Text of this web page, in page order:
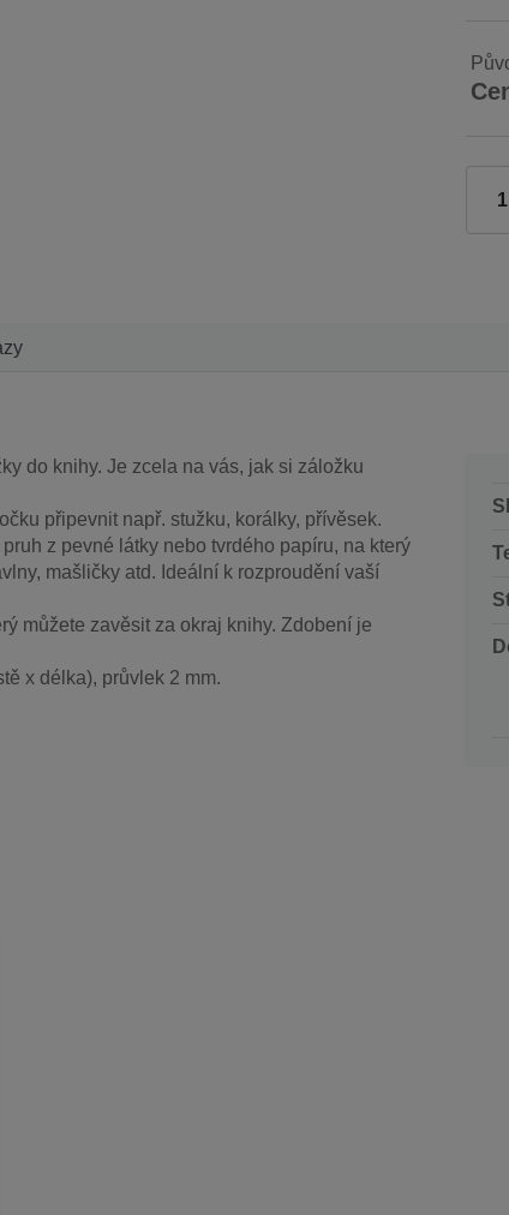
do knihy. Je zcela na vás, jak si záložku
připevnit např. stužku, korálky, přívěsek.
z pevné látky nebo tvrdého papíru, na který
mašličky atd. Ideální k rozproudění vaší
můžete zavěsit za okraj knihy. Zdobení je
x délka), průvlek 2 mm.